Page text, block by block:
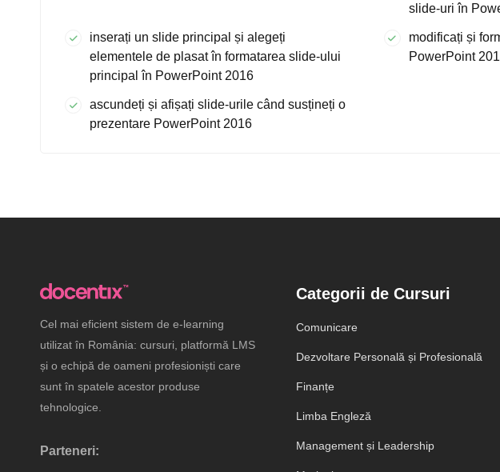
slide-uri în
inserați un slide principal și alegeți
elementele de plasat în formatarea slide-ului
principal în PowerPoint 2016
modificați și
PowerPoint
ascundeți și afișați slide-urile când susțineți o
prezentare PowerPoint 2016
Cel mai eficient sistem de e-learning
utilizat în România: cursuri, platformă LMS
și o echipă de oameni profesioniști care
sunt în spatele acestor produse
tehnologice.
Parteneri:
Categorii de Cursuri
Comunicare
Dezvoltare Personală și Profesională
Finanțe
Limba Engleză
Management și Leadership